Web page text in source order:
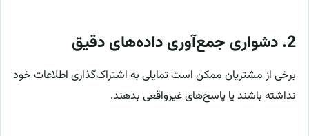
2. دشواری جمع‌آوری داده‌های دقیق
برخی از مشتریان ممکن است تمایلی به اشتراک‌گذاری اطلاعات خود
نداشته باشند یا پاسخ‌های غیرواقعی بدهند.